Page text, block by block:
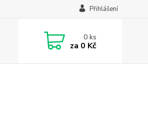
Přihlášení
0ks
za 0 Kč